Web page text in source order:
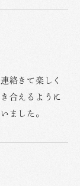
絡きて楽しく
合えるように
ました。